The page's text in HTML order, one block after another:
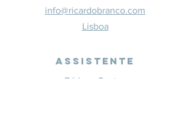
info@ricardobranco.com
Lisboa
Assistente
Bárbara Santos